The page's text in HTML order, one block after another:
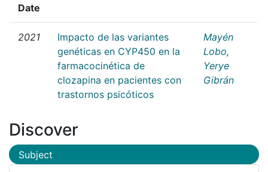
Date
2021
Impacto de las variantes
genéticas en CYP450 en la
farmacocinética de
clozapina en pacientes con
trastornos psicóticos
Mayén
Lobo,
Yerye
Gibrán
Discover
Subject